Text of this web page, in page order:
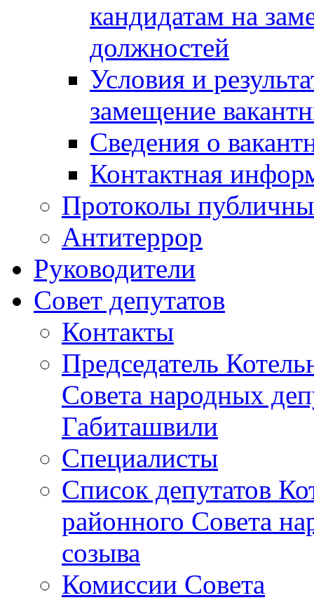
кандидатам на
должностей
Условия и
замещение
Сведения о
Контактная
Протоколы
Антитеррор
Руководители
Совет депутатов
Контакты
Председатель
Совета народных
Габиташвили
Специалисты
Список депутатов
районного Совета
созыва
Комиссии Совета